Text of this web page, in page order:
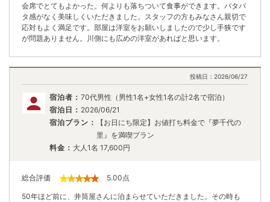
会席でとてもよかった。何よりも落ちついて食事ができます。バタバ
タ感がなく美味しくいただきました。スタッフの方もみなさん親切で
応対もよく満足です。部屋は洋室をお願いしましたので少し手狭です
が問題ありません。川側にも広めの洋室があればと思います。
投稿日： 2026/06/27
宿泊者： 70代男性（男性1名+女性1名の計2名で宿泊）
宿泊日： 2026/06/21
宿泊プラン：
【お日にち限定】お値打ち料金で『夢千代の
里』を満喫プラン
料金： 大人1名 17,600円
総合評価 5.00点
50年ほど前に、井筒屋さんに泊まらせていただきました。その時も